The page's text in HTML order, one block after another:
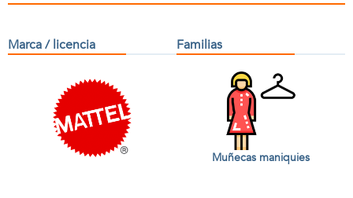
Marca / licencia Familias
Muñecas maniquies